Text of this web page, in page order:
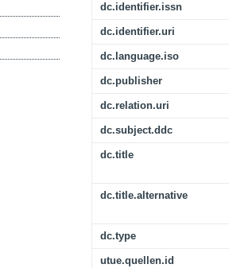
dc.identifier.issn
dc.identifier.uri
dc.language.iso
dc.publisher
dc.relation.uri
dc.subject.ddc
dc.title
dc.title.alternative
dc.type
utue.quellen.id